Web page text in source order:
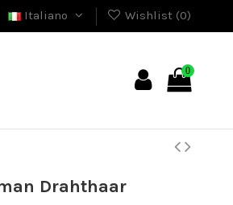
Italiano Wishlist (0)
0
Drahthaar